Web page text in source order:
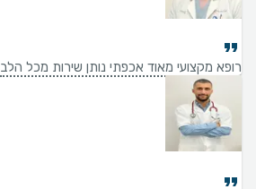
רופא מקצועי מאוד אכפתי נותן שירות מכל הלב